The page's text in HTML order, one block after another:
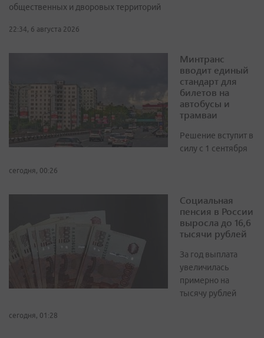
общественных и дворовых территорий
22:34, 6 августа 2026
Минтранс
вводит единый
стандарт для
билетов на
автобусы и
трамваи
Решение вступит в
силу с 1 сентября
сегодня, 00:26
Социальная
пенсия в России
выросла до 16,6
тысячи рублей
За год выплата
увеличилась
примерно на
тысячу рублей
сегодня, 01:28